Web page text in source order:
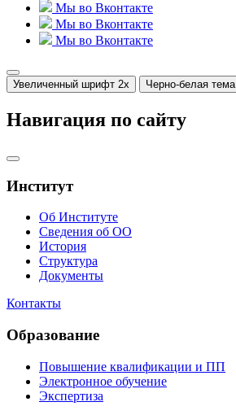
Мы во Вконтакте
Мы во Вконтакте
Мы во Вконтакте
Увеличенный шрифт 2x Черно-белая тема
Навигация по сайту
Институт
Об Институте
Сведения об ОО
История
Структура
Документы
Контакты
Образование
Повышение квалификации и ПП
Электронное обучение
Экспертиза